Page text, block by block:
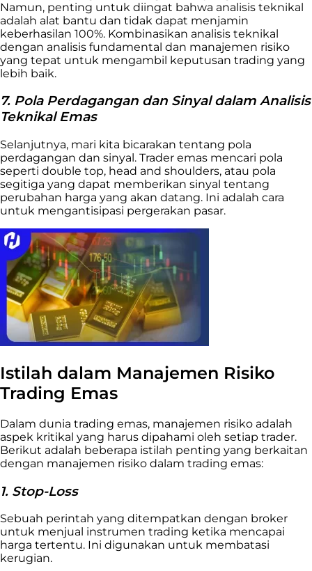
Namun, penting untuk diingat bahwa analisis teknikal
adalah alat bantu dan tidak dapat menjamin
keberhasilan 100%. Kombinasikan analisis teknikal
dengan analisis fundamental dan manajemen risiko
yang tepat untuk mengambil keputusan trading yang
lebih baik.
7. Pola Perdagangan dan Sinyal dalam Analisis
Teknikal Emas
Selanjutnya, mari kita bicarakan tentang pola
perdagangan dan sinyal. Trader emas mencari pola
seperti double top, head and shoulders, atau pola
segitiga yang dapat memberikan sinyal tentang
perubahan harga yang akan datang. Ini adalah cara
untuk mengantisipasi pergerakan pasar.
Istilah dalam Manajemen Risiko
Trading Emas
Dalam dunia trading emas, manajemen risiko adalah
aspek kritikal yang harus dipahami oleh setiap trader.
Berikut adalah beberapa istilah penting yang berkaitan
dengan manajemen risiko dalam trading emas:
1. Stop-Loss
Sebuah perintah yang ditempatkan dengan broker
untuk menjual instrumen trading ketika mencapai
harga tertentu. Ini digunakan untuk membatasi
kerugian.